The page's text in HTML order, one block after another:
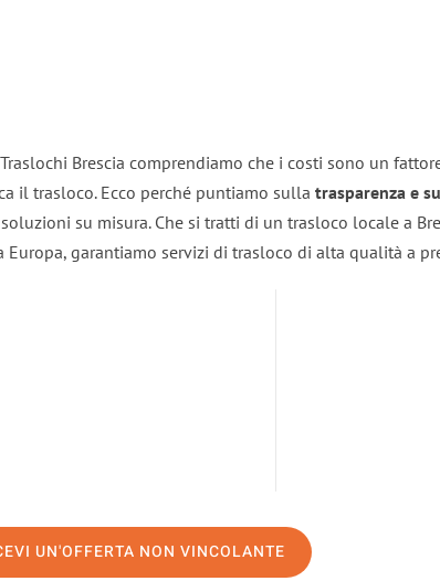
Brescia comprendiamo che i costi sono un
il trasloco. Ecco perché puntiamo sulla trasparenza e
su misura. Che si tratti di un trasloco locale a
Europa, garantiamo servizi di trasloco di alta qualità a
UN'OFFERTA NON VINCOLANTE